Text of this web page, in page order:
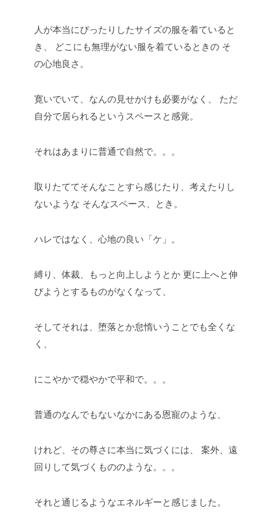
人が本当にぴったりしたサイズの服を着ていると
き、
どこにも無理がない服を着ているときの そ
の心地良さ。
寛いでいて、なんの見せかけも必要がなく、
ただ
自分で居られるというスペースと感覚。
それはあまりに普通で自然で。。。
取りたててそんなことすら感じたり、考えたりし
ないような そんなスペース、とき。
ハレではなく、心地の良い「ケ」。
縛り、体裁、もっと向上しようとか 更に上へと伸
びようとするものがなくなって、
そしてそれは、堕落とか怠惰いうことでも全くな
く、
にこやかで穏やかで平和で。。。
普通のなんでもないなかにある恩寵のような、
けれど、その尊さに本当に気づくには、
案外、遠
回りして気づくもののような。。。
それと通じるようなエネルギーと感じました。